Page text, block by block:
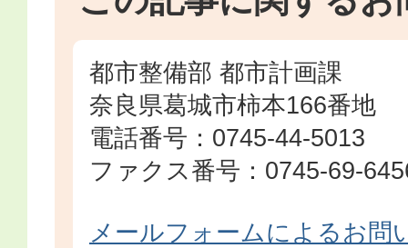
都市整備部 都市計画課
奈良県葛城市柿本166番地
電話番号：0745-44-5013
ファクス番号：0745-69-
メールフォームによるお問